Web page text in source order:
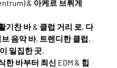
& 아케르 브뤼게
기찬 바 & 클럽 거리 로, 다
음악 바, 트렌디한 클럽,
밀집한 곳.
한 바부터 최신 EDM & 힙